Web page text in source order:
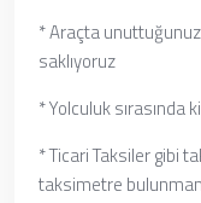
* Araçta unuttuğunuz
saklıyoruz
* Yolculuk
* Ticari Taksiler gibi
taksimetre